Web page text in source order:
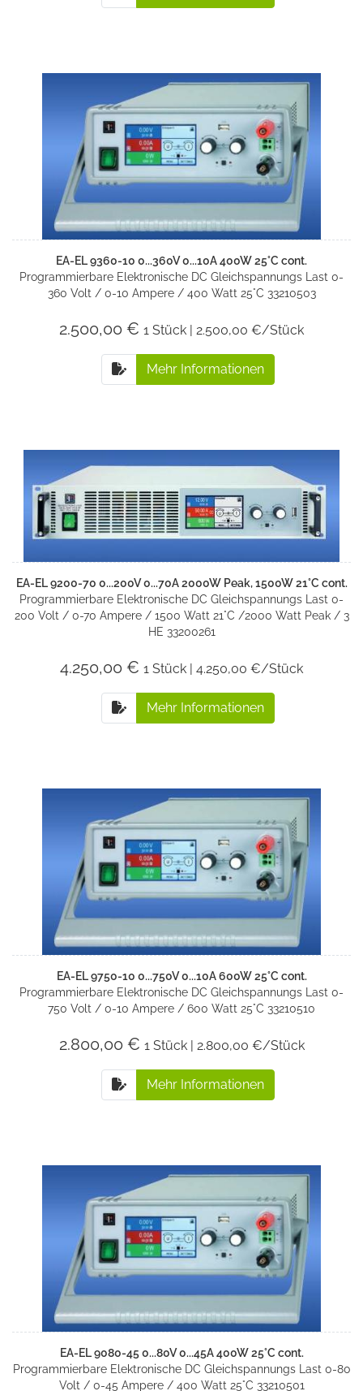
EA-EL 9360-10 0...360V 0...10A 400W 25°C cont.
Programmierbare Elektronische DC Gleichspannungs Last 0-
360 Volt / 0-10 Ampere / 400 Watt 25°C 33210503
2.500,00 € 1 Stück | 2.500,00 €/Stück
Mehr Informationen
EA-EL 9200-70 0...200V 0...70A 2000W Peak, 1500W 21°C cont.
Programmierbare Elektronische DC Gleichspannungs Last 0-
200 Volt / 0-70 Ampere / 1500 Watt 21°C /2000 Watt Peak / 3
HE 33200261
4.250,00 € 1 Stück | 4.250,00 €/Stück
Mehr Informationen
EA-EL 9750-10 0...750V 0...10A 600W 25°C cont.
Programmierbare Elektronische DC Gleichspannungs Last 0-
750 Volt / 0-10 Ampere / 600 Watt 25°C 33210510
2.800,00 € 1 Stück | 2.800,00 €/Stück
Mehr Informationen
EA-EL 9080-45 0...80V 0...45A 400W 25°C cont.
Programmierbare Elektronische DC Gleichspannungs Last 0-80
Volt / 0-45 Ampere / 400 Watt 25°C 33210501